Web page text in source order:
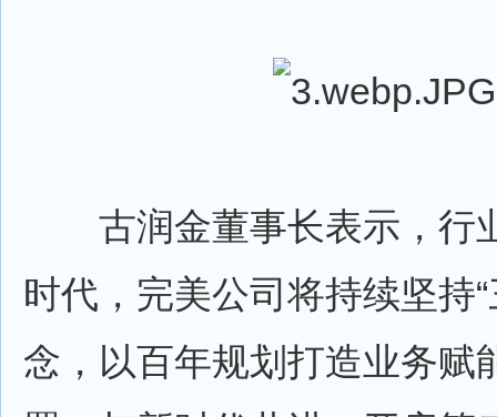
古润金董事长表示，行
时代，完美公司将持续坚持
念，以百年规划打造业务赋